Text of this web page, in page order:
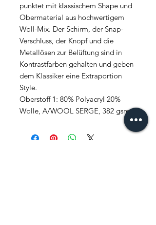
punktet mit klassischem Shape und
Obermaterial aus hochwertigem
Woll-Mix. Der Schirm, der Snap-
Verschluss, der Knopf und die
Metallösen zur Belüftung sind in
Kontrastfarben gehalten und geben
dem Klassiker eine Extraportion
Style.
Oberstoff 1: 80% Polyacryl 20%
Wolle, A/WOOL SERGE, 382 gsm